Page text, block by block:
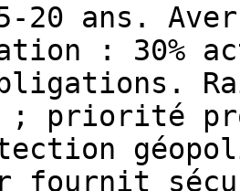
20 ans.
: 30%
; priorité
fournit